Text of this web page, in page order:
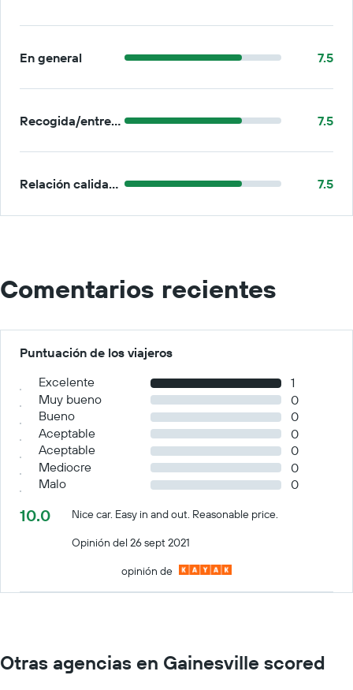
En general 7.5
Recogida/entrega 7.5
Relación calidad-precio 7.5
Comentarios recientes
Puntuación de los viajeros
Excelente
1
Muy bueno
0
Bueno
0
Aceptable
0
Aceptable
0
Mediocre
0
Malo
0
10.0
Nice car. Easy in and out. Reasonable price.
Opinión del 26 sept 2021
opinión de
Otras agencias en Gainesville scored